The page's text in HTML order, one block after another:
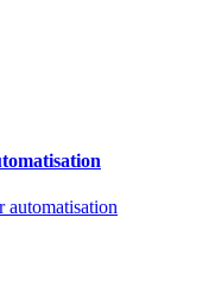
automatisation